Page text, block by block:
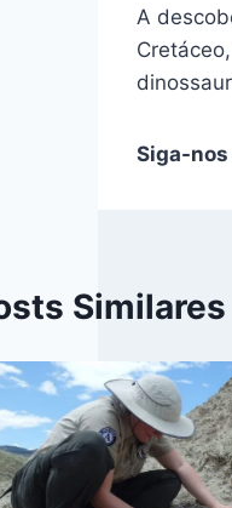
A
Siga-nos
Similares